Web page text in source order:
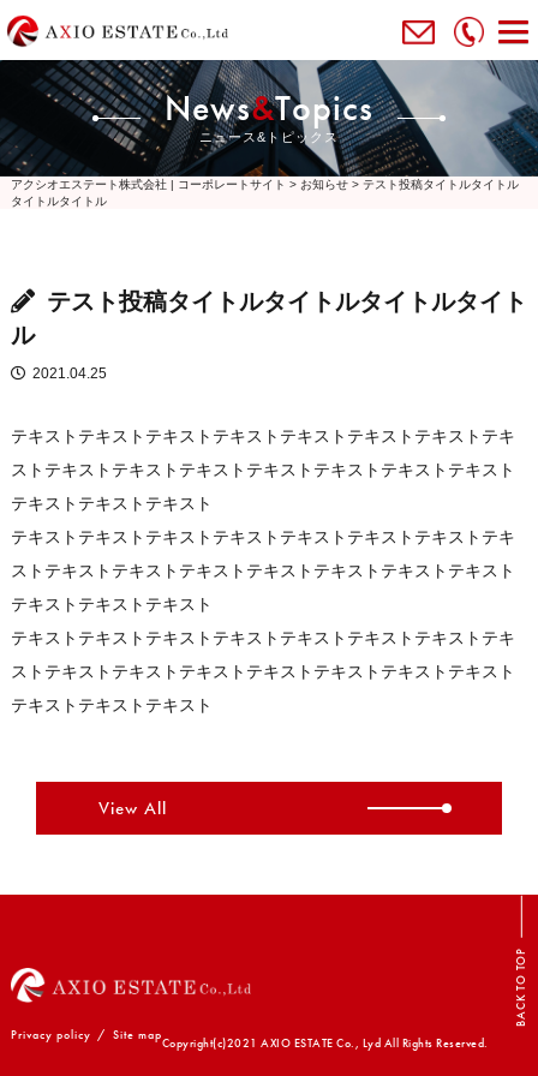
News&Topics
ニュース&トピックス
アクシオエステート株式会社 | コーポレートサイト > お知らせ> テスト投稿タイトルタイトル
タイトルタイトル
テスト投稿タイトルタイトルタイトルタイト
ル
2021.04.25
テキストテキストテキストテキストテキストテキストテキストテキ
ストテキストテキストテキストテキストテキストテキストテキスト
テキストテキストテキスト
テキストテキストテキストテキストテキストテキストテキストテキ
ストテキストテキストテキストテキストテキストテキストテキスト
テキストテキストテキスト
テキストテキストテキストテキストテキストテキストテキストテキ
ストテキストテキストテキストテキストテキストテキストテキスト
テキストテキストテキスト
View All
BACK TO TOP
Privacy policy / Site map
Copyright(c)2021 AXIO ESTATE Co., Lyd All Rights Reserved.